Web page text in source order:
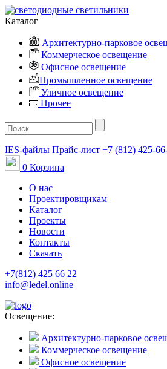
Каталог
Архитектурно-парковое
Коммерческое освещение
Офисное освещение
Промышленное освещение
Уличное освещение
Прочее
IES-файлы Прайс-лист +7 (812) 425-
0 Корзина
О нас
Проектировщикам
Каталог
Проекты
Новости
Контакты
Скачать
+7(812) 425 66 22
info@ledel.online
Освещение:
Архитектурно-парковое
Коммерческое освещение
Офисное освещение